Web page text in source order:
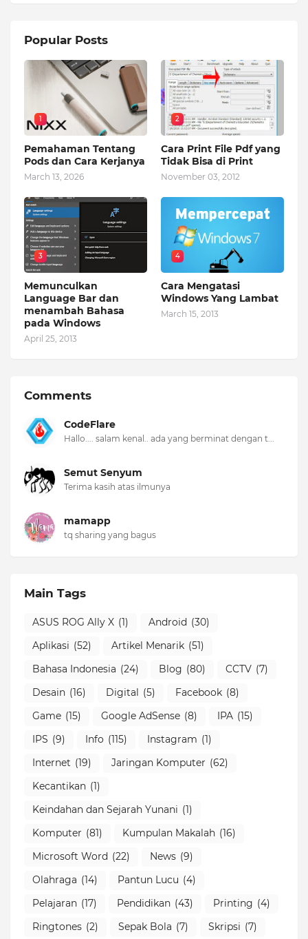
Popular Posts
1
Pemahaman Tentang
Pods dan Cara Kerjanya
March 13, 2026
2
Cara Print File Pdf yang
Tidak Bisa di Print
November 03, 2012
3
Memunculkan
Language Bar dan
menambah Bahasa
pada Windows
April 25, 2013
4
Cara Mengatasi
Windows Yang Lambat
March 15, 2013
Comments
CodeFlare
Hallo.... salam kenal.. ada yang berminat dengan t...
Semut Senyum
Terima kasih atas ilmunya
mamapp
tq sharing yang bagus
Main Tags
ASUS ROG Ally X (1) Android (30)
Aplikasi (52) Artikel Menarik (51)
Bahasa Indonesia (24) Blog (80) CCTV (7)
Desain (16) Digital (5) Facebook (8)
Game (15) Google AdSense (8) IPA (15)
IPS (9) Info (115) Instagram (1)
Internet (19) Jaringan Komputer (62)
Kecantikan (1)
Keindahan dan Sejarah Yunani (1)
Komputer (81) Kumpulan Makalah (16)
Microsoft Word (22) News (9)
Olahraga (14) Pantun Lucu (4)
Pelajaran (17) Pendidikan (43) Printing (4)
Ringtones (2) Sepak Bola (7) Skripsi (7)